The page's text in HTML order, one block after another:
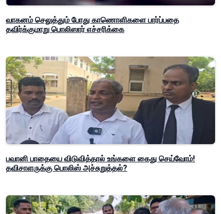
வாகனம் செலுத்தும் போது காணொளிகளை பார்ப்பதை
தவிர்க்குமாறு பொலிஸார் எச்சரிக்கை
பவானி பாதையை விடுவித்தால் உங்களை கைது செய்வோம்!
தவிசாளருக்கு பொலிஸ் அச்சுறுத்தல்?